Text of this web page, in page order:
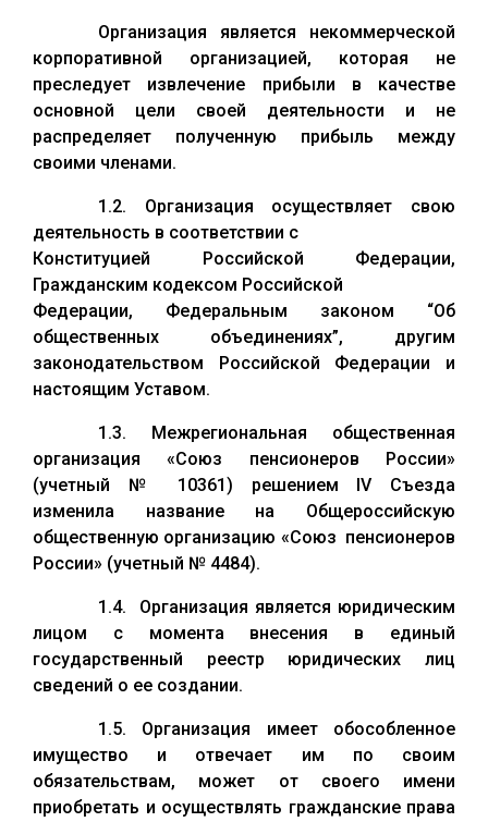
Организация является некоммерческой
корпоративной организацией, которая не
преследует извлечение прибыли в качестве
основной цели своей деятельности и не
распределяет полученную прибыль между
своими членами.
1.2. Организация осуществляет свою
деятельность в соответствии с
Конституцией Российской Федерации,
Гражданским кодексом Российской
Федерации, Федеральным законом “Об
общественных объединениях”, другим
законодательством Российской Федерации и
настоящим Уставом.
1.3. Межрегиональная общественная
организация «Союз пенсионеров России»
(учетный № 10361) решением IV Съезда
изменила название на Общероссийскую
общественную организацию «Союз пенсионеров
России» (учетный № 4484).
1.4. Организация является юридическим
лицом с момента внесения в единый
государственный реестр юридических лиц
сведений о ее создании.
1.5. Организация имеет обособленное
имущество и отвечает им по своим
обязательствам, может от своего имени
приобретать и осуществлять гражданские права